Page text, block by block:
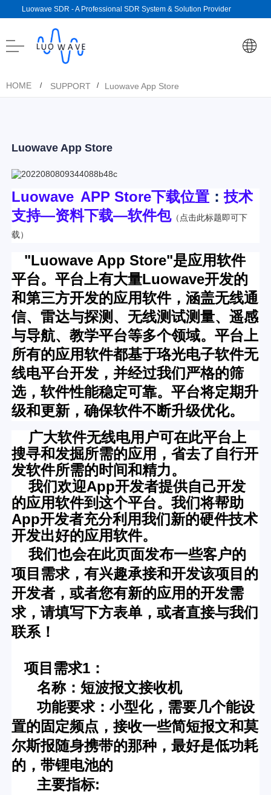
Luowave SDR - A Professional SDR System & Solution Provider
HOME / SUPPORT / Luowave App Store
Luowave App Store
Luowave APP Store下载位置 ：技术
支持—资料下载—软件包（点击此标题即可下
载）
"Luowave App Store"是应用软件
平台。平台上有大量Luowave开发的
和第三方开发的应用软件，涵盖无线通
信、雷达与探测、无线测试测量、遥感
与导航、教学平台等多个领域。平台上
所有的应用软件都基于珞光电子软件无
线电平台开发，并经过我们严格的筛
选，软件性能稳定可靠。平台将定期升
级和更新，确保软件不断升级优化。
广大软件无线电用户可在此平台上
搜寻和发掘所需的应用，省去了自行开
发软件所需的时间和精力。
我们欢迎App开发者提供自己开发
的应用软件到这个平台。我们将帮助
App开发者充分利用我们新的硬件技术
开发出好的应用软件。
我们也会在此页面发布一些客户的
项目需求，有兴趣承接和开发该项目的
开发者，或者您有新的应用的开发需
求，请填写下方表单，或者直接与我们
联系！
项目需求1：
名称：短波报文接收机
功能要求：小型化，需要几个能设
置的固定频点，接收一些简短报文和莫
尔斯报随身携带的那种，最好是低功耗
的，带锂电池的
主要指标: